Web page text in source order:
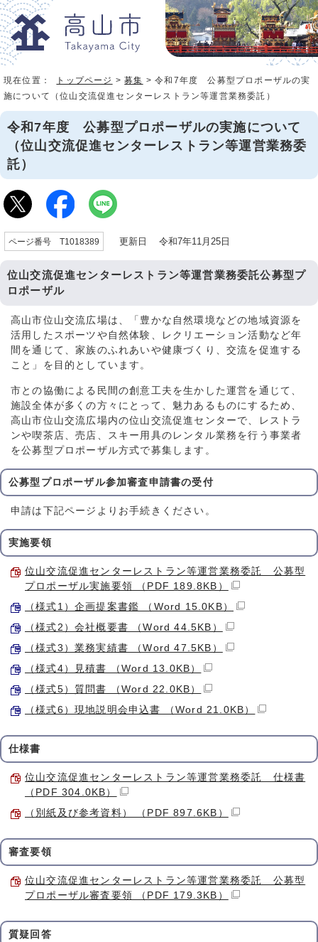
現在位置： トップページ >募集 > 令和7年度 公募型プロポーザルの実
施について（位山交流促進センターレストラン等運営業務委託）
令和7年度 公募型プロポーザルの実施について
（位山交流促進センターレストラン等運営業務委
託）
ページ番号 T1018389 更新日 令和7年11月25日
位山交流促進センターレストラン等運営業務委託公募型プ
ロポーザル
高山市位山交流広場は、「豊かな自然環境などの地域資源を
活用したスポーツや自然体験、レクリエーション活動など年
間を通じて、家族のふれあいや健康づくり、交流を促進する
こと」を目的としています。
市との協働による民間の創意工夫を生かした運営を通じて、
施設全体が多くの方々にとって、魅力あるものにするため、
高山市位山交流広場内の位山交流促進センターで、レストラ
ンや喫茶店、売店、スキー用具のレンタル業務を行う事業者
を公募型プロポーザル方式で募集します。
公募型プロポーザル参加審査申請書の受付
申請は下記ページよりお手続きください。
実施要領
位山交流促進センターレストラン等運営業務委託 公募型
プロポーザル実施要領 （PDF 189.8KB）
（様式1）企画提案書鑑 （Word 15.0KB）
（様式2）会社概要書 （Word 44.5KB）
（様式3）業務実績書 （Word 47.5KB）
（様式4）見積書 （Word 13.0KB）
（様式5）質問書 （Word 22.0KB）
（様式6）現地説明会申込書 （Word 21.0KB）
仕様書
位山交流促進センターレストラン等運営業務委託 仕様書
（PDF 304.0KB）
（別紙及び参考資料） （PDF 897.6KB）
審査要領
位山交流促進センターレストラン等運営業務委託 公募型
プロポーザル審査要領 （PDF 179.3KB）
質疑回答